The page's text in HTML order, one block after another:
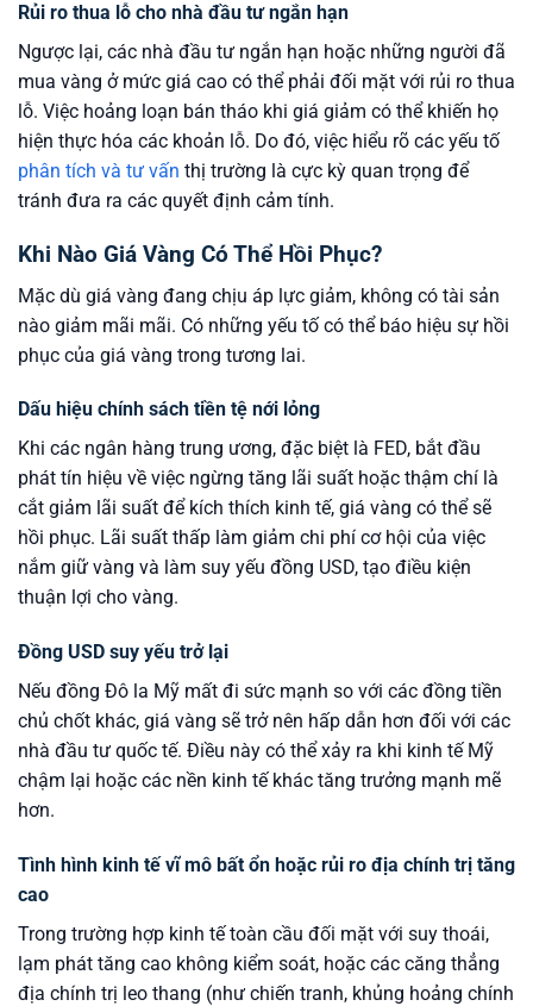
Rủi ro thua lỗ cho nhà đầu tư ngắn hạn
Ngược lại, các nhà đầu tư ngắn hạn hoặc những người đã
mua vàng ở mức giá cao có thể phải đối mặt với rủi ro thua
lỗ. Việc hoảng loạn bán tháo khi giá giảm có thể khiến họ
hiện thực hóa các khoản lỗ. Do đó, việc hiểu rõ các yếu tố
phân tích và tư vấn thị trường là cực kỳ quan trọng để
tránh đưa ra các quyết định cảm tính.
Khi Nào Giá Vàng Có Thể Hồi Phục?
Mặc dù giá vàng đang chịu áp lực giảm, không có tài sản
nào giảm mãi mãi. Có những yếu tố có thể báo hiệu sự hồi
phục của giá vàng trong tương lai.
Dấu hiệu chính sách tiền tệ nới lỏng
Khi các ngân hàng trung ương, đặc biệt là FED, bắt đầu
phát tín hiệu về việc ngừng tăng lãi suất hoặc thậm chí là
cắt giảm lãi suất để kích thích kinh tế, giá vàng có thể sẽ
hồi phục. Lãi suất thấp làm giảm chi phí cơ hội của việc
nắm giữ vàng và làm suy yếu đồng USD, tạo điều kiện
thuận lợi cho vàng.
Đồng USD suy yếu trở lại
Nếu đồng Đô la Mỹ mất đi sức mạnh so với các đồng tiền
chủ chốt khác, giá vàng sẽ trở nên hấp dẫn hơn đối với các
nhà đầu tư quốc tế. Điều này có thể xảy ra khi kinh tế Mỹ
chậm lại hoặc các nền kinh tế khác tăng trưởng mạnh mẽ
hơn.
Tình hình kinh tế vĩ mô bất ổn hoặc rủi ro địa chính trị tăng
cao
Trong trường hợp kinh tế toàn cầu đối mặt với suy thoái,
lạm phát tăng cao không kiểm soát, hoặc các căng thẳng
địa chính trị leo thang (như chiến tranh, khủng hoảng chính